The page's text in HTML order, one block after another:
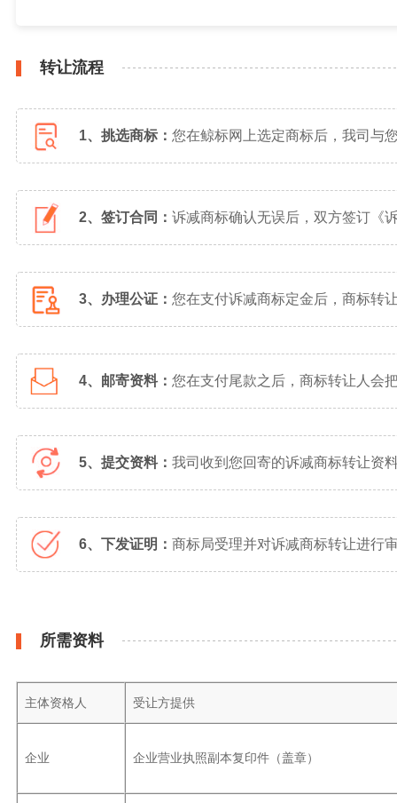
转让流程
1、挑选商标： 您在鲸标网上选定商标后，我司与
2、签订合同： 诉减商标确认无误后，双方签订《
3、办理公证： 您在支付诉减商标定金后，商标转
4、邮寄资料： 您在支付尾款之后，商标转让人会
5、提交资料： 我司收到您回寄的诉减商标转让资
6、下发证明： 商标局受理并对诉减商标转让进行
所需资料
主体资格人 受让方提供
企业 企业营业执照副本复印件（盖章）